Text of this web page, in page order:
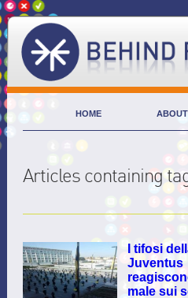
HOME ABOUT
Articles containing
I tifosi
Juventus
male sui